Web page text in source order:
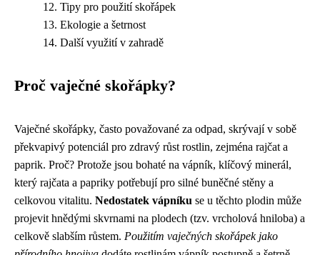
Tipy pro použití skořápek
Ekologie a šetrnost
Další využití v zahradě
Proč vaječné skořápky?
Vaječné skořápky, často považované za odpad, skrývají v sobě
překvapivý potenciál pro zdravý růst rostlin, zejména rajčat a
paprik. Proč? Protože jsou bohaté na vápník, klíčový minerál,
který rajčata a papriky potřebují pro silné buněčné stěny a
celkovou vitalitu. Nedostatek vápníku se u těchto plodin může
projevit hnědými skvrnami na plodech (tzv. vrcholová hniloba) a
celkově slabším růstem. Použitím vaječných skořápek jako